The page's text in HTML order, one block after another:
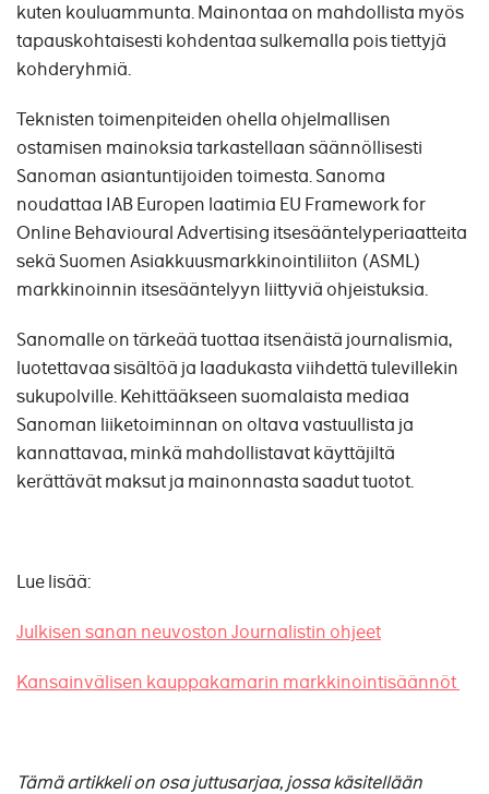
kuten kouluammunta. Mainontaa on mahdollista myös
tapauskohtaisesti kohdentaa sulkemalla pois tiettyjä
kohderyhmiä.
Teknisten toimenpiteiden ohella ohjelmallisen
ostamisen mainoksia tarkastellaan säännöllisesti
Sanoman asiantuntijoiden toimesta. Sanoma
noudattaa IAB Europen laatimia EU Framework for
Online Behavioural Advertising itsesääntelyperiaatteita
sekä Suomen Asiakkuusmarkkinointiliiton (ASML)
markkinoinnin itsesääntelyyn liittyviä ohjeistuksia.
Sanomalle on tärkeää tuottaa itsenäistä journalismia,
luotettavaa sisältöä ja laadukasta viihdettä tulevillekin
sukupolville. Kehittääkseen suomalaista mediaa
Sanoman liiketoiminnan on oltava vastuullista ja
kannattavaa, minkä mahdollistavat käyttäjiltä
kerättävät maksut ja mainonnasta saadut tuotot.
Lue lisää:
Julkisen sanan neuvoston Journalistin ohjeet
Kansainvälisen kauppakamarin markkinointisäännöt
Tämä artikkeli on osa juttusarjaa, jossa käsitellään